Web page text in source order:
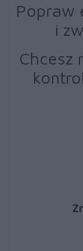
Popraw
i
Chcesz